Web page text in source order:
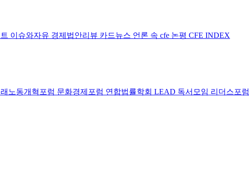
이슈와자유 경제법안리뷰 카드뉴스 언론 속 cfe 논평 CFE INDEX
노동개혁포럼 문화경제포럼 연합법률학회 LEAD 독서모임 리더스포럼